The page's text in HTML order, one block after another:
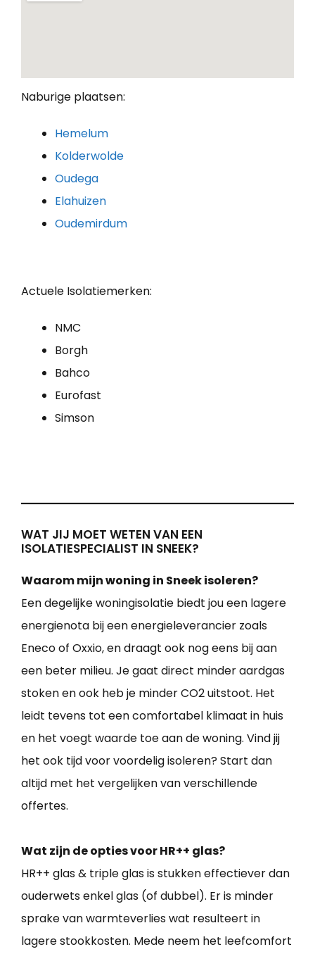
Naburige plaatsen:
Hemelum
Kolderwolde
Oudega
Elahuizen
Oudemirdum
Actuele Isolatiemerken:
NMC
Borgh
Bahco
Eurofast
Simson
WAT JIJ MOET WETEN VAN EEN
ISOLATIESPECIALIST IN SNEEK?
Waarom mijn woning in Sneek isoleren?
Een degelijke woningisolatie biedt jou een lagere
energienota bij een energieleverancier zoals
Eneco of Oxxio, en draagt ook nog eens bij aan
een beter milieu. Je gaat direct minder aardgas
stoken en ook heb je minder CO2 uitstoot. Het
leidt tevens tot een comfortabel klimaat in huis
en het voegt waarde toe aan de woning. Vind jij
het ook tijd voor voordelig isoleren? Start dan
altijd met het vergelijken van verschillende
offertes.
Wat zijn de opties voor HR++ glas?
HR++ glas & triple glas is stukken effectiever dan
ouderwets enkel glas (of dubbel). Er is minder
sprake van warmteverlies wat resulteert in
lagere stookkosten. Mede neem het leefcomfort